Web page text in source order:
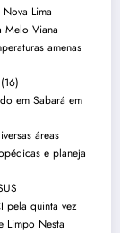
Lima
Melo Viana
amenas
em Sabará em
áreas
e planeja
pela quinta vez
Limpo Nesta